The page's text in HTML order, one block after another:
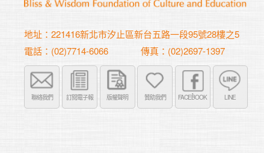
地址：221416新北市汐止區新台五路一段95號28樓之5
電話：(02)7714-6066
傳真：(02)2697-1397
聯絡我們 訂閱電子報 版權聲明 贊助我們 FACEBOOK LINE